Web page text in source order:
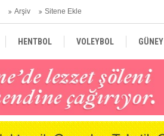
Arşiv Sitene Ekle
HENTBOL VOLEYBOL GÜNEY
DÜNYA